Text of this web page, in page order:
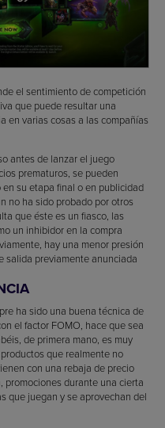
el sentimiento de competición
que puede resultar una
en varias cosas a las compañías
antes de lanzar el juego
prematuros, se pueden
su etapa final o en publicidad
no ha sido probado por otros
que éste es un fiasco, las
un inhibidor en la compra
hay una menor presión
salida previamente anunciada
ha sido una buena técnica de
el factor FOMO, hace que sea
de primera mano, es muy
que realmente no
con una rebaja de precio
promociones durante una cierta
que juegan y se aprovechan del